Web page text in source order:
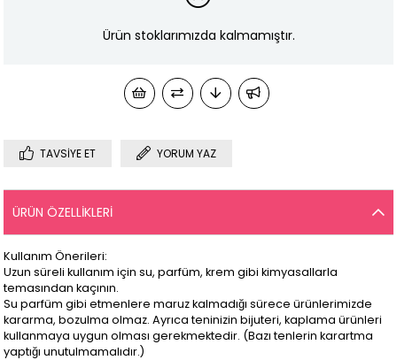
Ürün stoklarımızda kalmamıştır.
TAVSIYE ET YORUM YAZ
ÜRÜN ÖZELLIKLERI
Kullanım Önerileri:
Uzun süreli kullanım için su, parfüm, krem gibi kimyasallarla
temasından kaçının.
Su parfüm gibi etmenlere maruz kalmadığı sürece ürünlerimizde
kararma, bozulma olmaz. Ayrıca teninizin bijuteri, kaplama ürünleri
kullanmaya uygun olması gerekmektedir. (Bazı tenlerin karartma
yaptığı unutulmamalıdır.)